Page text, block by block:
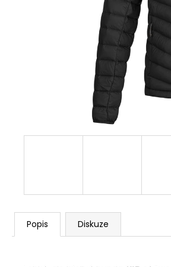
Popis Diskuze
1 259 Kč
Původně: 1 399 Kč